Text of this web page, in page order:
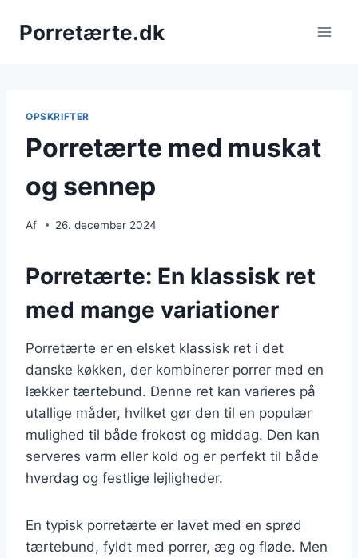
Porretærte.dk
OPSKRIFTER
Porretærte med muskat
og sennep
Af 26. december 2024
Porretærte: En klassisk ret
med mange variationer
Porretærte er en elsket klassisk ret i det
danske køkken, der kombinerer porrer med en
lækker tærtebund. Denne ret kan varieres på
utallige måder, hvilket gør den til en populær
mulighed til både frokost og middag. Den kan
serveres varm eller kold og er perfekt til både
hverdag og festlige lejligheder.
En typisk porretærte er lavet med en sprød
tærtebund, fyldt med porrer, æg og fløde. Men